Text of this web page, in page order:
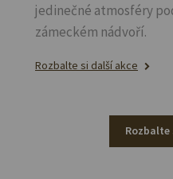
jedinečné atmosféry
zámeckém nádvoří.
Rozbalte si další akce
Rozbalte